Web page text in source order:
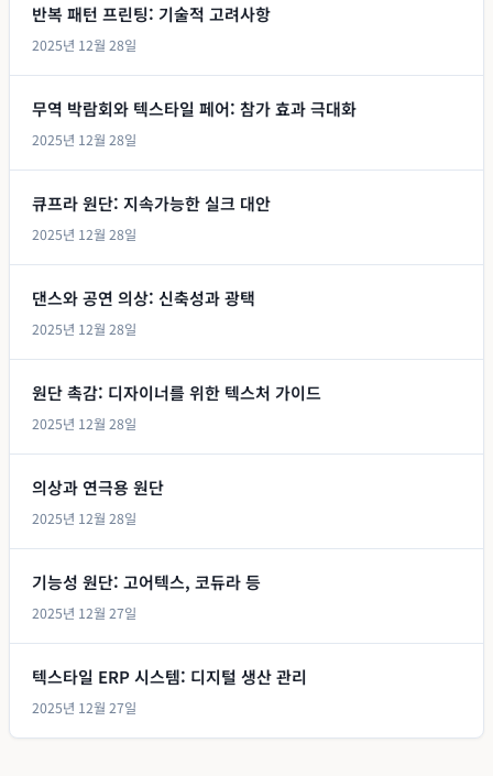
반복 패턴 프린팅: 기술적 고려사항
2025년 12월 28일
무역 박람회와 텍스타일 페어: 참가 효과 극대화
2025년 12월 28일
큐프라 원단: 지속가능한 실크 대안
2025년 12월 28일
댄스와 공연 의상: 신축성과 광택
2025년 12월 28일
원단 촉감: 디자이너를 위한 텍스처 가이드
2025년 12월 28일
의상과 연극용 원단
2025년 12월 28일
기능성 원단: 고어텍스, 코듀라 등
2025년 12월 27일
텍스타일 ERP 시스템: 디지털 생산 관리
2025년 12월 27일